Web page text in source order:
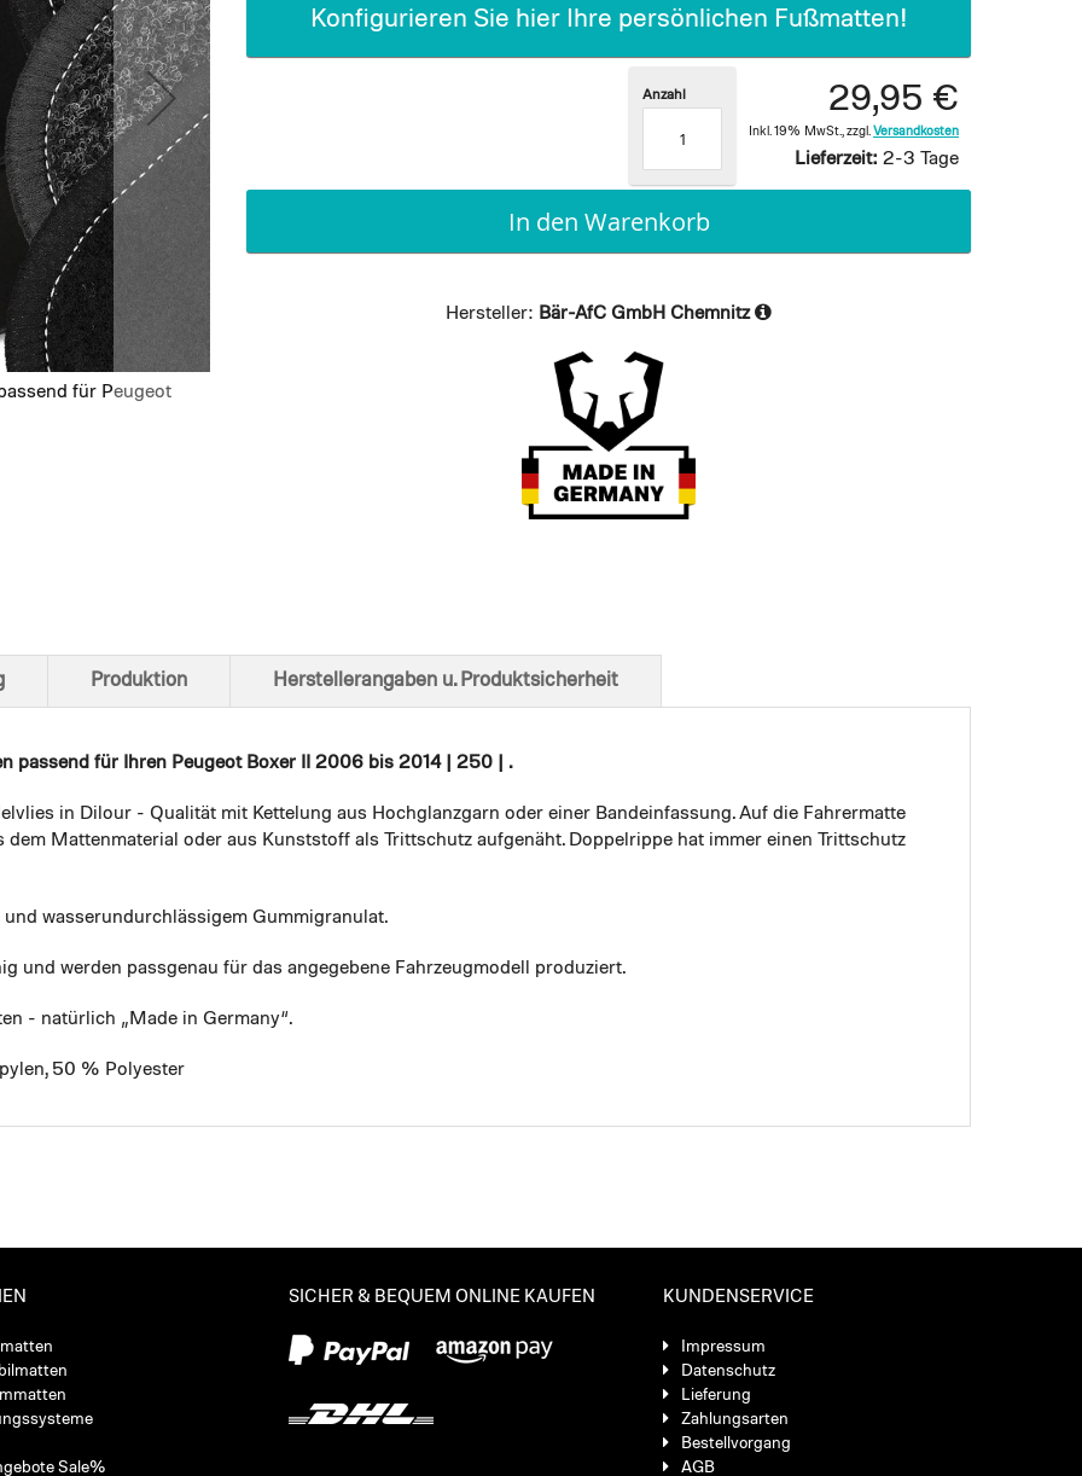
für Peugeot
Ansicht von unten
Konfigurieren Sie hier Ihre persönlichen Fußmatten!
29,95 €
Inkl. 19% MwSt. zzgl. Versandkosten
Lieferzeit: 2-3 Tage
Anzahl
In den Warenkorb
Hersteller: Bär-AfC GmbH Chemnitz
passend für Ihren Peugeot Boxer II 2006 bis 2014 | 250 | .
in Dilour - Qualität mit Kettelung aus Hochglanzgarn oder einer Bandeinfassung. Auf die Fahrermatte
Mattenmaterial oder aus Kunststoff als Trittschutz aufgenäht. Doppelrippe hat immer einen Trittschutz
wasserundurchlässigem Gummigranulat.
und werden passgenau für das angegebene Fahrzeugmodell produziert.
- natürlich „Made in Germany“.
50 % Polyester
Produktion Herstellerangaben u. Produktsicherheit
Sale%
SICHER & BEQUEM ONLINE KAUFEN KUNDENSERVICE
Impressum
Datenschutz
Lieferung
Zahlungsarten
Bestellvorgang
AGB